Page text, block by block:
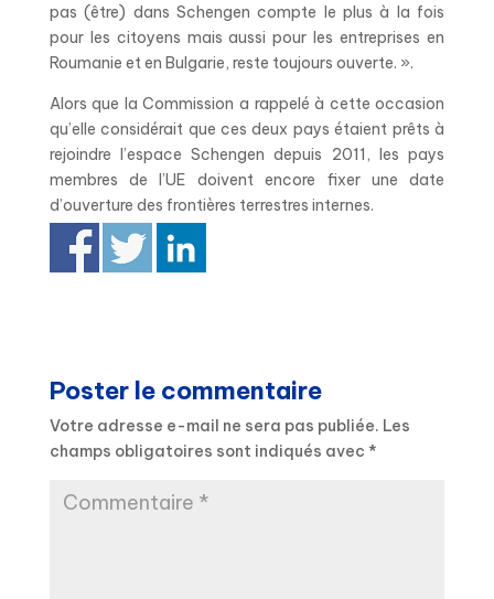
pas (être) dans Schengen compte le plus à la fois
pour les citoyens mais aussi pour les entreprises en
Roumanie et en Bulgarie, reste toujours ouverte. ».
Alors que la Commission a rappelé à cette occasion
qu’elle considérait que ces deux pays étaient prêts à
rejoindre l’espace Schengen depuis 2011, les pays
membres de l’UE doivent encore fixer une date
d’ouverture des frontières terrestres internes.
Poster le commentaire
Votre adresse e-mail ne sera pas publiée. Les
champs obligatoires sont indiqués avec *